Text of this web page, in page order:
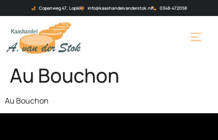
Copenweg 47, Lopik info@kaashandelvanderstok.nl 0348-472058
Au Bouchon
Au Bouchon